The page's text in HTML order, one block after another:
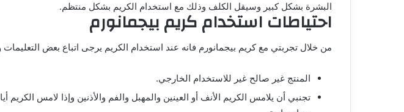
البشرة بشكل كبير وسيقل الكلف وذلك مع استخدام الكريم بشكل منتظم.
احتياطات استخدام كريم بيجمانورم
من خلال تجربتي مع كريم بيجمانورم فانه عند استخدام الكريم يرجى اتباع بعض التعليمات
المنتج غير صالح غير للاستخدام الخارجي.
تجنبي أن يلامس الكريم الأنف أو العينين والمهبل والفم والأذنين وإذا لامس